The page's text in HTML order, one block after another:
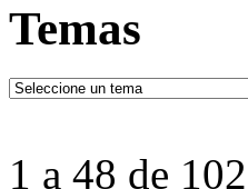
Temas
1 a 48 de